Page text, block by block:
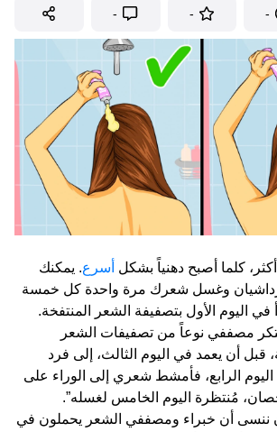
-
-
-
كلما أصبح دهنياً بشكل أسرع. يمكنك
وغسل شعرك مرة واحدة كل خمسة
في اليوم الأول بتصفيفة الشعر المنتفخة.
مصففي نوعاً من تصفيفات الشعر
قبل أن يعمد في اليوم الثالث، إلى فرد
الرابع، فأمشط شعري إلى الوراء على
مُنتظرة اليوم الخامس لغسله”.
أن ننسى أن خبراء ومصففي الشعر يحملون في